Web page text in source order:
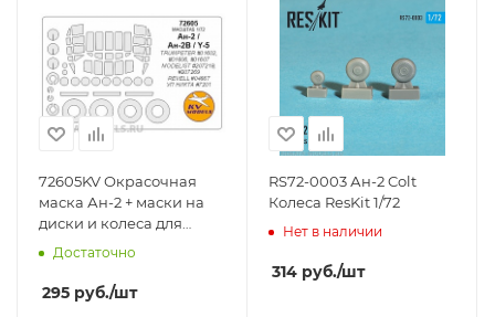
72605KV Окрасочная
маска Ан-2 + маски на
диски и колеса для
моделей фирмы
Trumpeter / Modelist /
Revell / УП Никта KV
Models
Достаточно
295 руб./шт
RS72-0003 Ан-2 Colt
Колеса ResKit 1/72
Нет в наличии
314 руб./шт